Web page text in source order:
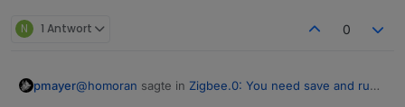
N 1 Antwort 0
pmayer@homoran sagte in Zigbee.0: You need save and run